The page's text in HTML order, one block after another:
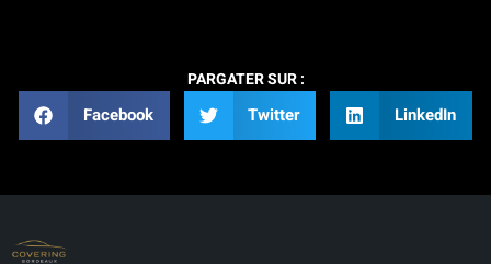
PARGATER SUR :
Facebook Twitter LinkedIn